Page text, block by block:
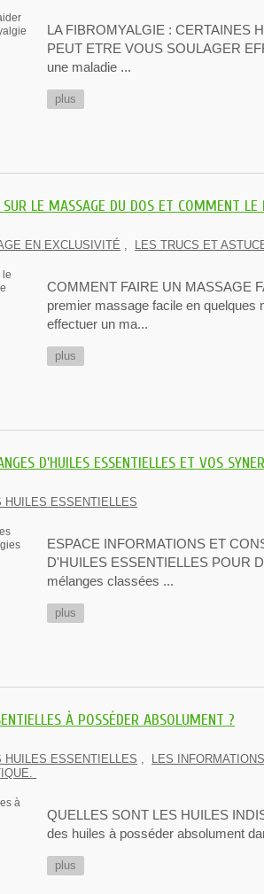
LA FIBROMYALGIE : CERTAINES
PEUT ETRE VOUS SOULAGER
une maladie ...
plus
SUR LE MASSAGE DU DOS ET COMMENT LE
EN EXCLUSIVITÉ , LES TRUCS ET
COMMENT FAIRE UN MASSAGE
premier massage facile en
effectuer un ma...
plus
D'HUILES ESSENTIELLES ET VOS
HUILES ESSENTIELLES
ESPACE INFORMATIONS ET
D'HUILES ESSENTIELLES POUR
mélanges classées ...
plus
À POSSÉDER ABSOLUMENT ?
HUILES ESSENTIELLES ,
LES
QUELLES SONT LES HUILES
des huiles à posséder absolument
plus